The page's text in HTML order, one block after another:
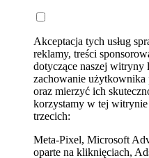
Akceptacja tych usług
reklamy, treści
dotyczące naszej
zachowanie użytkownika
oraz mierzyć ich
korzystamy w tej witrynie
trzecich:
Meta-Pixel, Microsoft
oparte na kliknięciach,